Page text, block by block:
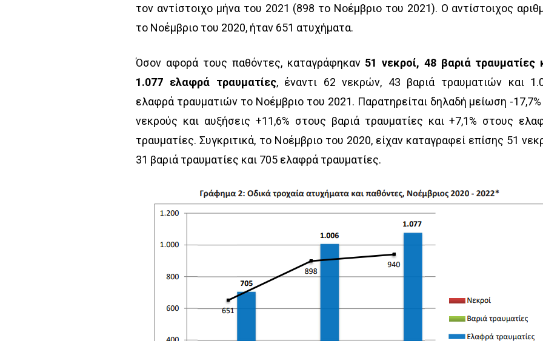
τον αντίστοιχο μήνα του 2021 (898 το Νοέμβριο του 2021). Ο αντίστοιχος
το Νοέμβριο του 2020, ήταν 651 ατυχήματα.
Όσον αφορά τους παθόντες, καταγράφηκαν 51 νεκροί, 48 βαριά τραυματίες
1.077 ελαφρά τραυματίες, έναντι 62 νεκρών, 43 βαριά τραυματιών και
ελαφρά τραυματιών το Νοέμβριο του 2021. Παρατηρείται δηλαδή μείωση -
νεκρούς και αυξήσεις +11,6% στους βαριά τραυματίες και +7,1% στους
τραυματίες. Συγκριτικά, το Νοέμβριο του 2020, είχαν καταγραφεί επίσης 51
31 βαριά τραυματίες και 705 ελαφρά τραυματίες.